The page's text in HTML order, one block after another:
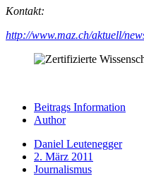
Kontakt:
http://www.maz.ch/aktuell/
Beitrags Information
Author
Daniel Leutenegger
2. März 2011
Journalismus